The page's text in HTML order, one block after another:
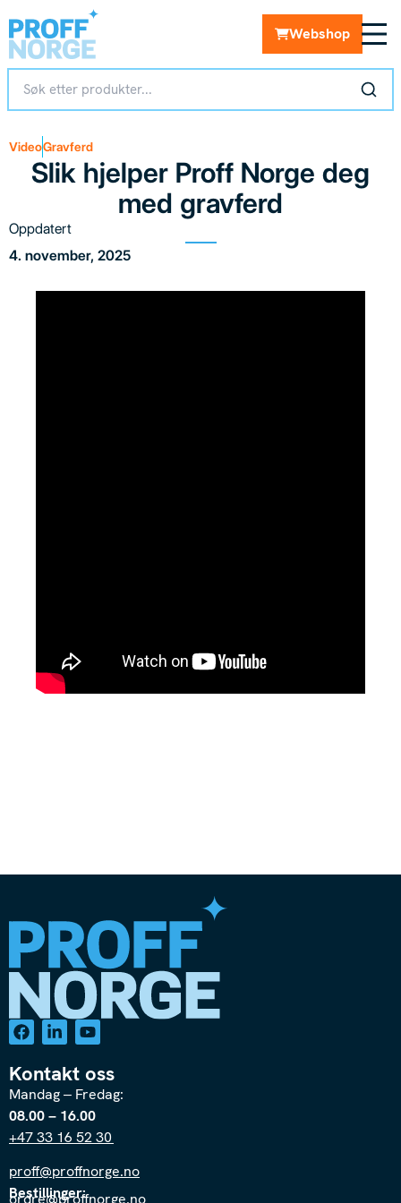
Webshop
VideoGravferd
Slik hjelper Proff Norge deg
med gravferd
Oppdatert
4. november, 2025
Kontakt oss
Mandag – Fredag:
08.00 – 16.00
+47 33 16 52 30
proff@proffnorge.no
Bestillinger:
ordre@proffnorge.no